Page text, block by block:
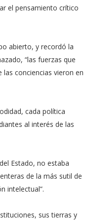
el pensamiento crítico
abierto, y recordó la
“las fuerzas que
conciencias vieron en
cada política
al interés de las
Estado, no estaba
de la más sutil de
intelectual”.
sus tierras y